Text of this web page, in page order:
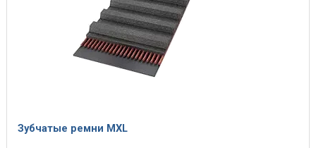
Зубчатые ремни MXL